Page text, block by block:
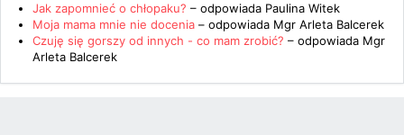
Jak zapomnieć o chłopaku? – odpowiada Paulina Witek
Moja mama mnie nie docenia – odpowiada Mgr Arleta Balcerek
Czuję się gorszy od innych - co mam zrobić? – odpowiada Mgr
Arleta Balcerek